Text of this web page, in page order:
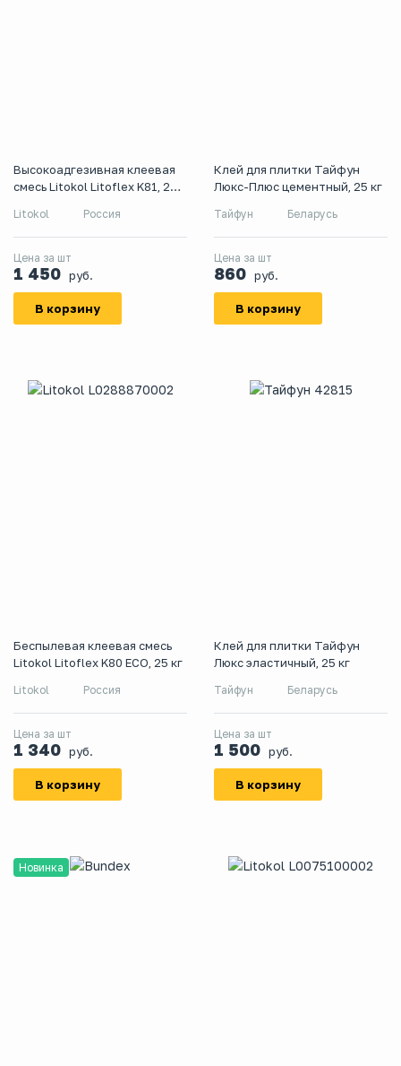
Высокоадгезивная клеевая
смесь Litokol Litoflex K81, 25
Litokol Россия
Цена за шт
1 450 руб.
В корзину
Клей для плитки Тайфун
Люкс-Плюс цементный, 25 кг
Тайфун Беларусь
Цена за шт
860 руб.
В корзину
Беспылевая клеевая смесь
Litokol Litoflex K80 ECO, 25 кг
Litokol Россия
Цена за шт
1 340 руб.
В корзину
Клей для плитки Тайфун
Люкс эластичный, 25 кг
Тайфун Беларусь
Цена за шт
1 500 руб.
В корзину
Новинка